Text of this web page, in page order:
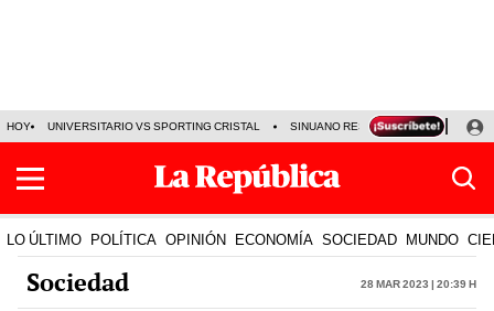
HOY UNIVERSITARIO VS SPORTING CRISTAL SINUANO RESULTADOS HOY
LO ÚLTIMO POLÍTICA OPINIÓN ECONOMÍA SOCIEDAD MUNDO
Sociedad 28 Mar 2023 | 20:39 h